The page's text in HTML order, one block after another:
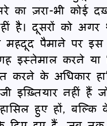
का ज़रा-भी कोई
है। दूसरों को
पैमाने पर इस
इस्तेमाल करने या
करने के अधिकार
इख़्तियार नहीं हैं
हुए हों, बल्कि